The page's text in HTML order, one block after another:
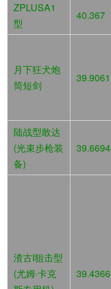
ZPLUSA1
型
40.367
月下狂犬炮
筒短剑
39.9061
陆战型敢达
(光束步枪装
备)
39.6694
渣古I狙击型
(尤姆·卡克
39.4366